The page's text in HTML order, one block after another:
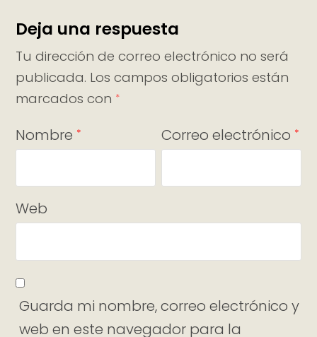
Deja una respuesta
Tu dirección de correo electrónico no será
publicada. Los campos obligatorios están
marcados con *
Nombre * Correo electrónico *
Web
Guarda mi nombre, correo electrónico y
web en este navegador para la